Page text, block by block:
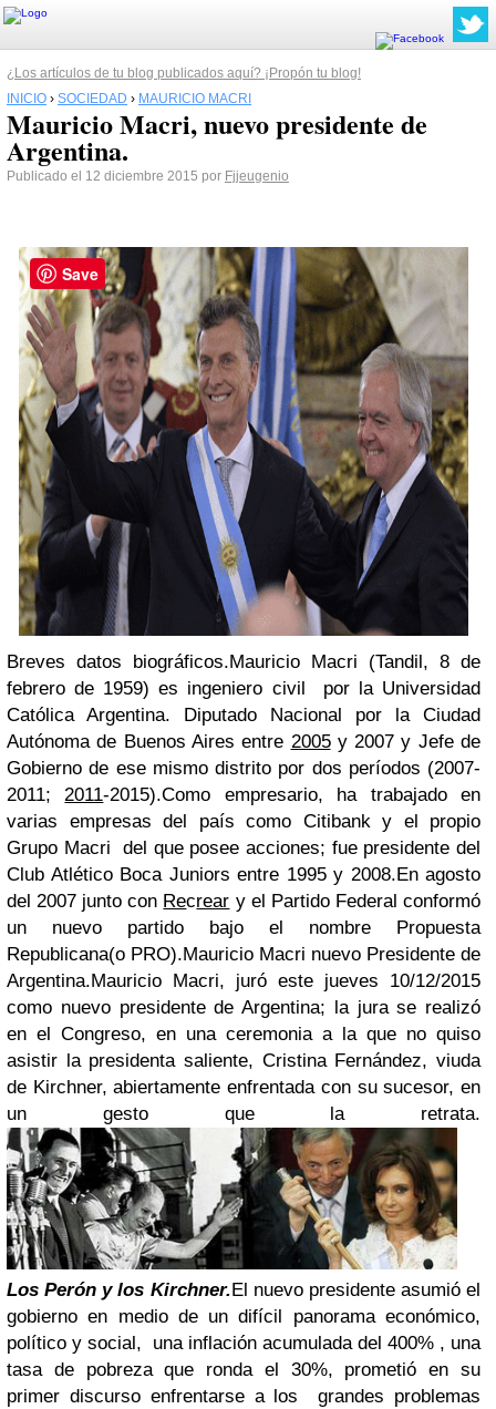
¿Los artículos de tu blog publicados aquí? ¡Propón tu blog!
INICIO › SOCIEDAD › MAURICIO MACRI
Mauricio Macri, nuevo presidente de
Argentina.
Publicado el 12 diciembre 2015 por Fjjeugenio
Breves datos biográficos.Mauricio Macri (Tandil, 8 de
febrero de 1959) es ingeniero civil por la Universidad
Católica Argentina. Diputado Nacional por la Ciudad
Autónoma de Buenos Aires entre 2005y 2007 y Jefe de
Gobierno de ese mismo distrito por dos períodos (2007-
2011;2011-2015).Como empresario, ha trabajado en
varias empresas del país como Citibank y el propio
Grupo Macri del que posee acciones; fue presidente del
Club Atlético Boca Juniors entre 1995 y 2008.En agosto
del 2007 junto con Recrear y el Partido Federal conformó
un nuevo partido bajo el nombre Propuesta
Republicana(o PRO).Mauricio Macri nuevo Presidente de
Argentina.Mauricio Macri, juró este jueves 10/12/2015
como nuevo presidente de Argentina; la jura se realizó
en el Congreso, en una ceremonia a la que no quiso
asistir la presidenta saliente, Cristina Fernández, viuda
de Kirchner, abiertamente enfrentada con su sucesor, en
un gesto que la retrata.
Los Perón y los Kirchner. El nuevo presidente asumió el
gobierno en medio de un difícil panorama económico,
político y social,
una inflación acumulada del 400% , una
tasa de pobreza que ronda el 30%, prometió en su
primer discurso enfrentarse a losgrandes problemas
Save